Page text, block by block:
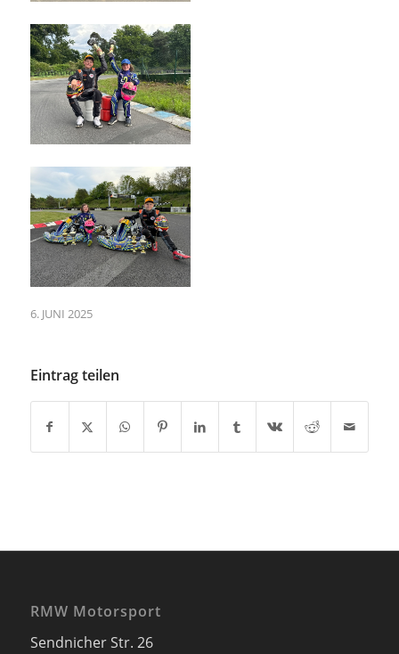
6. JUNI 2025
Eintrag teilen
RMW Motorsport
Sendnicher Str. 26